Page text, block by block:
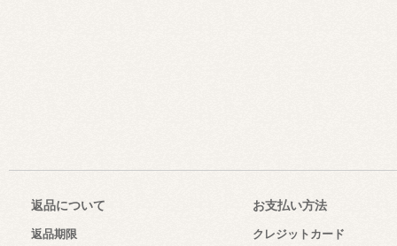
返品について
返品期限
お支払い方法
クレジットカード